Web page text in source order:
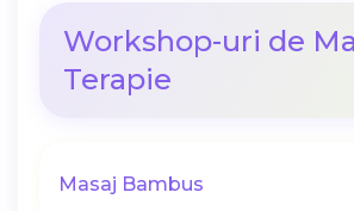
Workshop-uri de
Terapie
Masaj Bambus